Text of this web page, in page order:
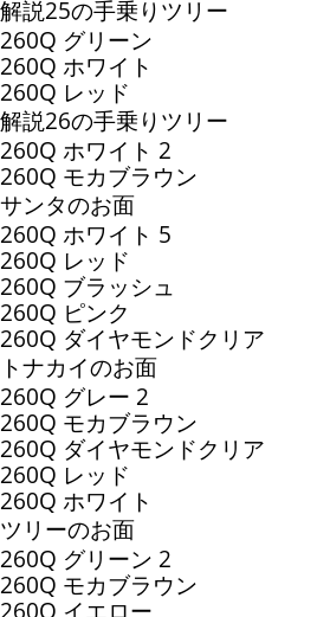
解説25の手乗りツリー
260Q グリーン
260Q ホワイト
260Q レッド
解説26の手乗りツリー
260Q ホワイト 2
260Q モカブラウン
サンタのお面
260Q ホワイト 5
260Q レッド
260Q ブラッシュ
260Q ピンク
260Q ダイヤモンドクリア
トナカイのお面
260Q グレー 2
260Q モカブラウン
260Q ダイヤモンドクリア
260Q レッド
260Q ホワイト
ツリーのお面
260Q グリーン 2
260Q モカブラウン
260Q イエロー